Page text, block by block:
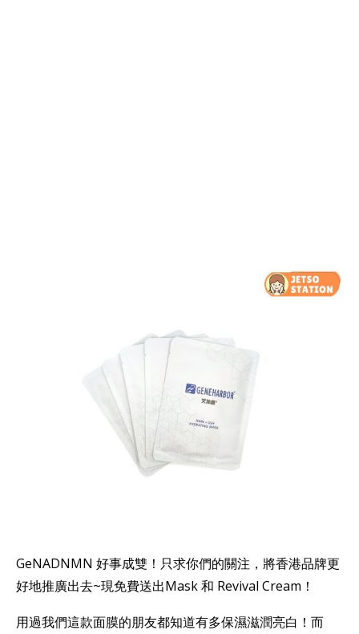
GeNADNMN 好事成雙！只求你們的關注，將香港品牌更
好地推廣出去~現免費送出Mask 和 Revival Cream！
用過我們這款面膜的朋友都知道有多保濕滋潤亮白！而